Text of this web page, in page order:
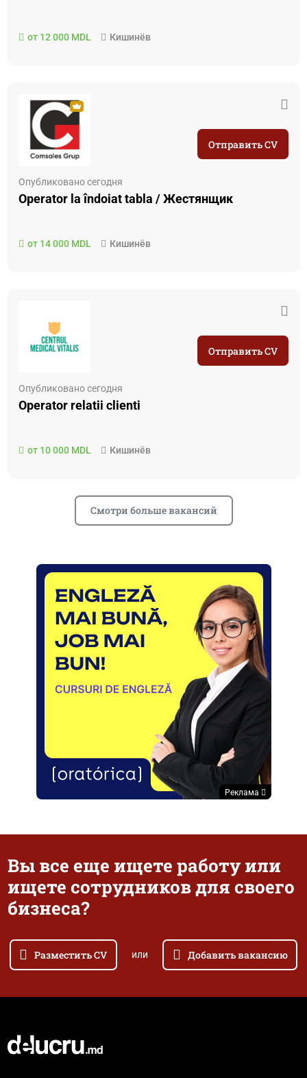
от 12 000 MDL Кишинёв
Опубликовано сегодня
Operator la îndoiat tabla / Жестянщик
от 14 000 MDL Кишинёв
Отправить CV
Опубликовано сегодня
Operator relatii clienti
от 10 000 MDL Кишинёв
Отправить CV
Смотри больше вакансий
Реклама
Вы все еще ищете работу или
ищете сотрудников для своего
бизнеса?
Разместить CV или Добавить вакансию